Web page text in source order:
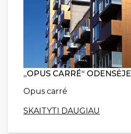
„OPUS CARRÉ“ ODENSĖJE
Opus carré
SKAITYTI DAUGIAU